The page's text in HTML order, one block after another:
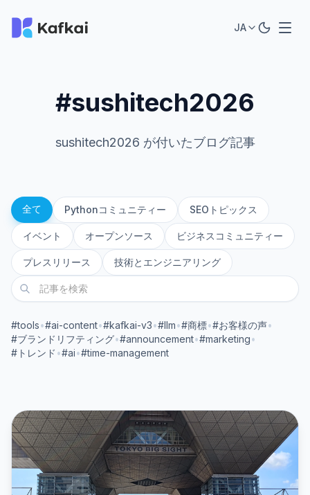
JA
#sushitech2026
sushitech2026 が付いたブログ記事
全て Pythonコミュニティー SEOトピックス
イベント オープンソース ビジネスコミュニティー
プレスリリース 技術とエンジニアリング
#tools•#ai-content•#kafkai-v3•#llm•#商標•#お客様の声•
#ブランドリフティング•#announcement•#marketing•
#トレンド •#ai•#time-management